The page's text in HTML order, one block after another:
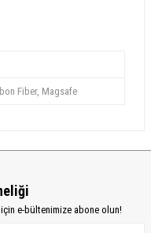
Fiber, Magsafe
e-bültenimize abone olun!